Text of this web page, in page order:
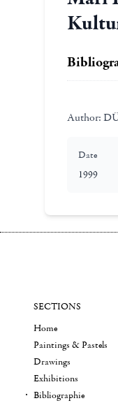
Author:
Date
1999
SECTIONS
Home
Paintings & Pastels
Drawings
Exhibitions
Bibliographie